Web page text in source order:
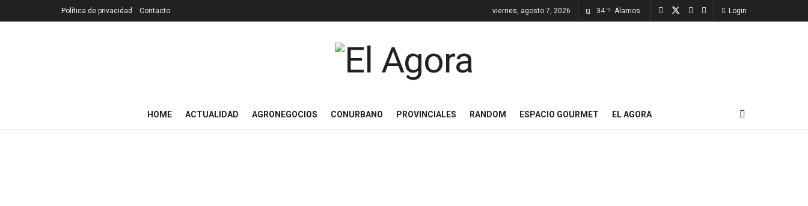
Política de privacidad Contacto viernes, agosto 7, 2026 34 °C Álamos Login
HOME ACTUALIDAD AGRONEGOCIOS CONURBANO PROVINCIALES RANDOM ESPACIO GOURMET EL AGORA